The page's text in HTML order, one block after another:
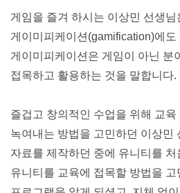
게임을 즐겨 하시는 이상민 선생님
게이미피케이션(gamification)에
게이미피케이션은 게임이 아닌 분
접목하고 활용하는 것을 말합니다.
즐겁고 창의적인 수업을 위해 교
녹여내는 방법을 고민하던 이상민
자료를 제작하던 중에 유니티를
유니티를 교육에 접목할 방법을